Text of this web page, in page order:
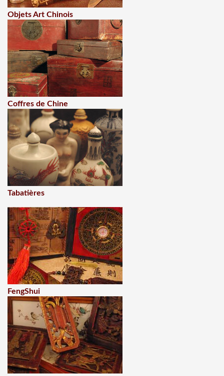
Objets Art Chinois
Coffres de Chine
Tabatières
FengShui